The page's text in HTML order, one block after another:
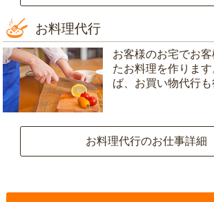
お料理代行
お客様のお宅でお
たお料理を作りま
ば、お買い物代行も
お料理代行のお仕事詳細